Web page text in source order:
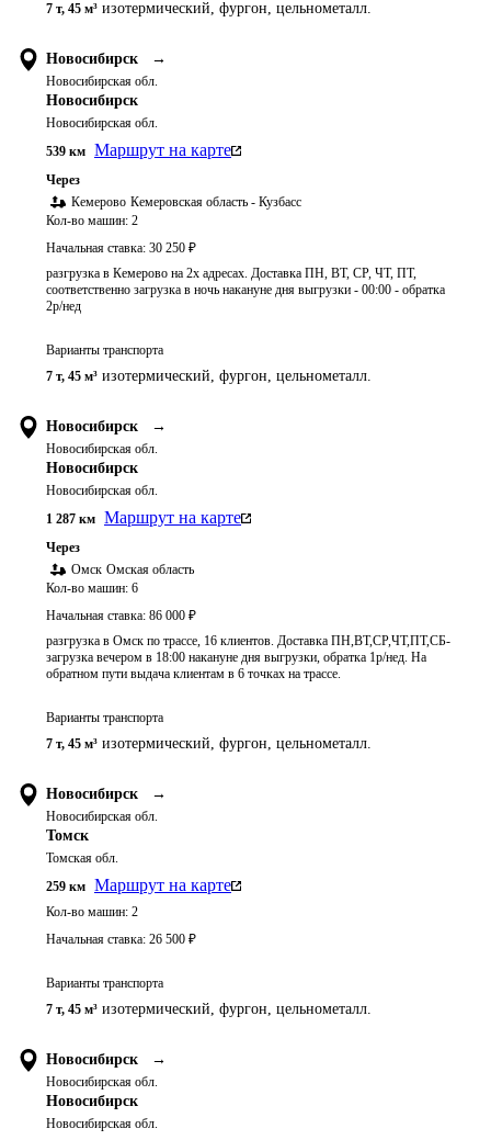
7 т, 45 м³ изотермический, фургон, цельнометалл.
Новосибирск →
Новосибирская обл.
Новосибирск
Новосибирская обл.
539 км Маршрут на карте
Через
Кемерово Кемеровская область - Кузбасс
Кол-во машин: 2
Начальная ставка: 30 250 ₽
разгрузка в Кемерово на 2х адресах. Доставка ПН, ВТ, СР, ЧТ, ПТ,
соответственно загрузка в ночь накануне дня выгрузки - 00:00 - обратка
2р/нед
Варианты транспорта
7 т, 45 м³ изотермический, фургон, цельнометалл.
Новосибирск →
Новосибирская обл.
Новосибирск
Новосибирская обл.
1 287 км Маршрут на карте
Через
Омск Омская область
Кол-во машин: 6
Начальная ставка: 86 000 ₽
разгрузка в Омск по трассе, 16 клиентов. Доставка ПН,ВТ,СР,ЧТ,ПТ,СБ-
загрузка вечером в 18:00 накануне дня выгрузки, обратка 1р/нед. На
обратном пути выдача клиентам в 6 точках на трассе.
Варианты транспорта
7 т, 45 м³ изотермический, фургон, цельнометалл.
Новосибирск →
Новосибирская обл.
Томск
Томская обл.
259 км Маршрут на карте
Кол-во машин: 2
Начальная ставка: 26 500 ₽
Варианты транспорта
7 т, 45 м³ изотермический, фургон, цельнометалл.
Новосибирск →
Новосибирская обл.
Новосибирск
Новосибирская обл.